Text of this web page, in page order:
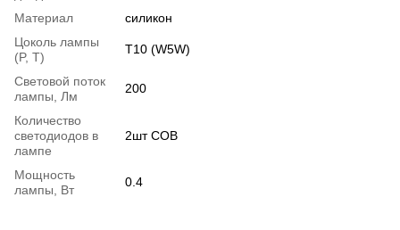
Материал
силикон
Цоколь лампы
(P, T)
T10 (W5W)
Световой поток
лампы, Лм
200
Количество
светодиодов в
лампе
2шт COB
Мощность
лампы, Вт
0.4